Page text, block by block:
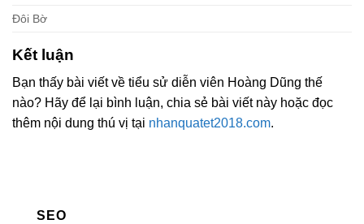
Đôi Bờ
Kết luận
Bạn thấy bài viết về tiểu sử diễn viên Hoàng Dũng thế
nào? Hãy để lại bình luận, chia sẻ bài viết này hoặc đọc
thêm nội dung thú vị tại nhanquatet2018.com.
SEO